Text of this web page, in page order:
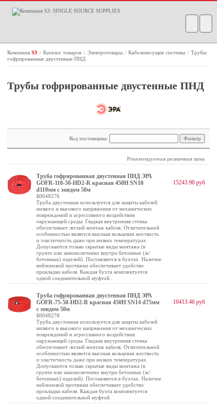
Компания S3 / Каталог товаров / Электротовары / Кабеленесущие системы / Трубы
гофрированные двустенные ПНД
Трубы гофрированные двустенные ПНД
Код поставщика:
Рекомендуемая розничная цена
Труба гофрированная двустенная ПНД ЭРА
GOFR-110-50-HD2-R красная 450Н SN10
d110мм с зондом 50м
Б0048276
Труба двустенная используется для защиты кабелей
низкого и высокого напряжения от механических
повреждений и агрессивного воздействия
окружающей среды. Гладкая внутренняя стенка
обеспечивает легкий монтаж кабеля. Отличительной
особенностью является высокая кольцевая жесткость
и эластичность даже при низких температурах.
Допускаются только скрытые виды монтажа (в
грунте или замоноличенно внутри бетонных (ж/
бетонных) изделий). Поставляется в бухтах. Наличие
нейлоновой протяжки обеспечивает удобство
прокладки кабеля. Каждая бухта комплектуется
одной соединительной муфтой.
15243.90 руб
Труба гофрированная двустенная ПНД ЭРА
GOFR-75-50-HD2-R красная 450Н SN14 d75мм
с зондом 50м
Б0048278
Труба двустенная используется для защиты кабелей
низкого и высокого напряжения от механических
повреждений и агрессивного воздействия
окружающей среды. Гладкая внутренняя стенка
обеспечивает легкий монтаж кабеля. Отличительной
особенностью является высокая кольцевая жесткость
и эластичность даже при низких температурах.
Допускаются только скрытые виды монтажа (в
грунте или замоноличенно внутри бетонных (ж/
бетонных) изделий). Поставляется в бухтах. Наличие
нейлоновой протяжки обеспечивает удобство
прокладки кабеля. Каждая бухта комплектуется
одной соединительной муфтой.
10413.46 руб